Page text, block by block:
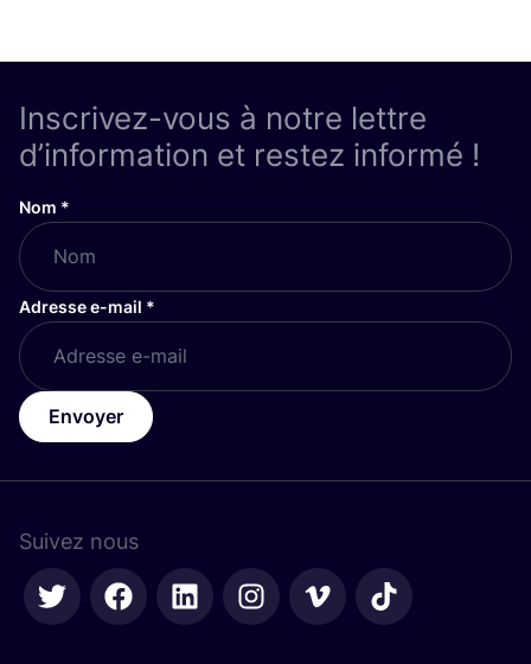
Inscrivez-vous à notre lettre
d’information et restez informé !
Nom *
Adresse e-mail *
Envoyer
Suivez nous